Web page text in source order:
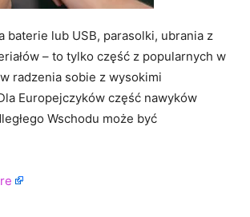
baterie lub USB, parasolki, ubrania z
– to tylko część z popularnych w
radzenia sobie z wysokimi
Europejczyków część nawyków
Wschodu może być